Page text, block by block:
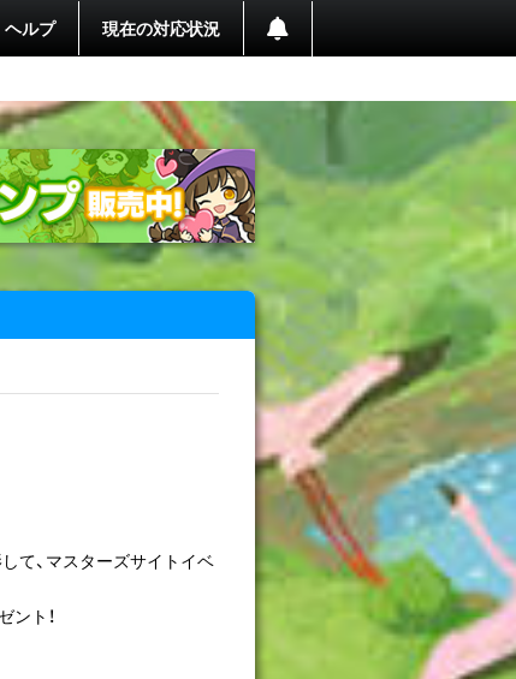
ヘルプ 現在の対応状況
て、マスターズサイトイベ
ント！